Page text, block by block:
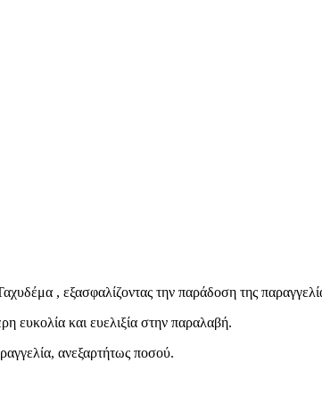
, εξασφαλίζοντας την παράδοση της
ευκολία και ευελιξία στην παραλαβή.
ανεξαρτήτως ποσού.